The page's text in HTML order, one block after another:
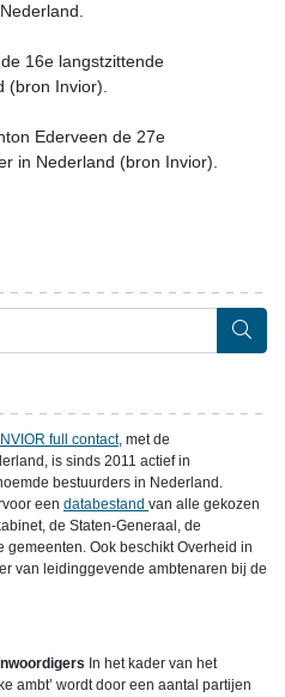
16e langstzittende
(bron Invior).
Ederveen de 27e
in Nederland (bron Invior).
INVIOR full contact, met de
is sinds 2011 actief in
bestuurders in Nederland.
een databestand van alle gekozen
de Staten-Generaal, de
Ook beschikt Overheid in
van leidinggevende ambtenaren bij de
In het kader van het
ambt’ wordt door een aantal partijen